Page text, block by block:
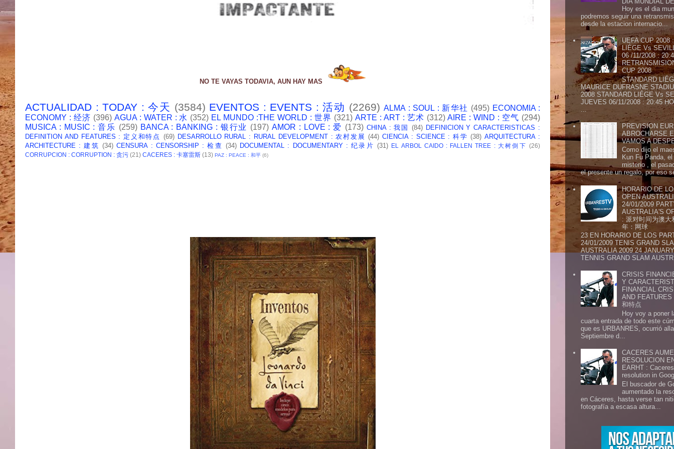
NO TE VAYAS TODAVIA, AUN HAY MAS
ACTUALIDAD : TODAY : 今天 (3584) EVENTOS : EVENTS : 活动 (2269) ALMA : SOUL : 新华社 (495) ECONOMIA :
ECONOMY : 经济 (396) AGUA : WATER : 水 (352) EL MUNDO :THE WORLD : 世界 (321) ARTE : ART : 艺术 (312) AIRE : WIND : 空气 (294)
MUSICA : MUSIC : 音乐 (259) BANCA : BANKING : 银行业 (197) AMOR : LOVE : 爱 (173) CHINA : 我国 (84) DEFINICION Y CARACTERISTICAS :
DEFINITION AND FEATURES : 定义和特点 (69) DESARROLLO RURAL : RURAL DEVELOPMENT : 农村发展 (44) CIENCIA : SCIENCE : 科学 (38) ARQUITECTURA :
ARCHITECTURE : 建筑 (34) CENSURA : CENSORSHIP : 检查 (34) DOCUMENTAL : DOCUMENTARY : 纪录片 (31) EL ARBOL CAIDO : FALLEN TREE : 大树倒下 (26)
CORRUPCION : CORRUPTION : 贪污 (21) CACERES : 卡塞雷斯 (13) PAZ : PEACE : 和平 (6)
Hoy es el dia
podremos seguir una
desde la estacion internacio...
UEFA CUP 2008
LIÉGE Vs
06 /11/2008 :
CUP 2008
STANDARD
MAURICE DUFRASNE
2008 STANDARD LIÉGE Vs
JUEVES 06/11/2008 : 20:45
PREVISION
ABROCHARSE
VAMOS A
Como dijo el
Kun Fu Panda,
misterio , el
el presente un regalo, por eso
HORARIO DE
OPEN
24/01/2009
AUSTRALIA'S
: 派对时间为澳大
年：网球
23 EN HORARIO DE LOS
24/01/2009 TENIS GRAND
AUSTRALIA 2009 24
TENNIS GRAND SLAM
CRISIS
Y
FINANCIAL
AND
和特点
Hoy voy a poner
cuarta entrada de todo este
que es URBANRES, ocurrió
Septiembre d...
CACERES
RESOLUCION
EARHT :
resolution in
El buscador de
aumentado la
en Cáceres, hasta verse tan
fotografía a escasa altura...